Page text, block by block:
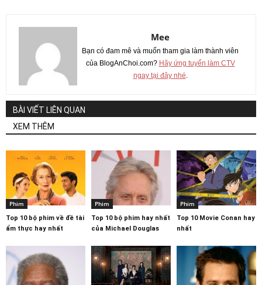
Mee
Bạn có đam mê và muốn tham gia làm thành viên
của BlogAnChoi.com? Hãy ứng tuyển làm CTV
ngay tại đây nhé.
BÀI VIẾT LIÊN QUAN
XEM THÊM
Phim
Top 10 bộ phim về đề tài
ẩm thực hay nhất
Phim
Top 10 bộ phim hay nhất
của Michael Douglas
Phim
Top 10 Movie Conan hay
nhất